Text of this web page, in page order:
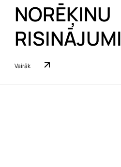
NORĒĶINU
RISINĀJUMI
Vairāk